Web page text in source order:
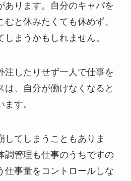
あります。自分のキャパを
と休みたくても休めず、
まうかもしれません。
注したりせず一人で仕事を
は、自分が働けなくなると
す。
してしまうこともありま
調管理も仕事のうちですの
仕事量をコントロールしな